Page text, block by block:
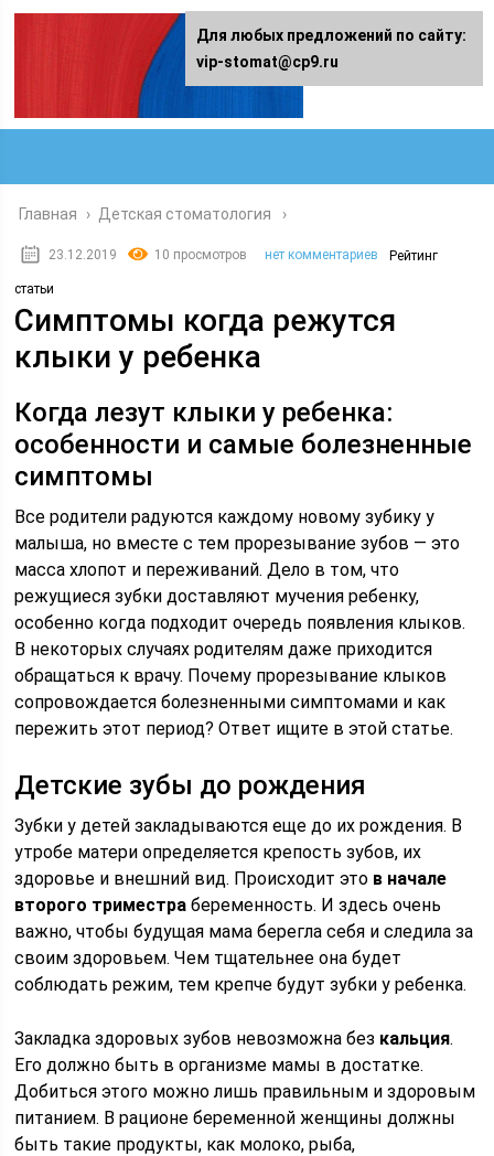
Главная › Детская стоматология
23.12.2019 10 просмотров нет комментариев Рейтинг
статьи
Симптомы когда режутся
клыки у ребенка
Когда лезут клыки у ребенка:
особенности и самые болезненные
симптомы
Все родители радуются каждому новому зубику у
малыша, но вместе с тем прорезывание зубов — это
масса хлопот и переживаний. Дело в том, что
режущиеся зубки доставляют мучения ребенку,
особенно когда подходит очередь появления клыков.
В некоторых случаях родителям даже приходится
обращаться к врачу. Почему прорезывание клыков
сопровождается болезненными симптомами и как
пережить этот период? Ответ ищите в этой статье.
Детские зубы до рождения
Зубки у детей закладываются еще до их рождения. В
утробе матери определяется крепость зубов, их
здоровье и внешний вид. Происходит это в начале
второго триместра беременность. И здесь очень
важно, чтобы будущая мама берегла себя и следила за
своим здоровьем. Чем тщательнее она будет
соблюдать режим, тем крепче будут зубки у ребенка.
Закладка здоровых зубов невозможна без кальция.
Его должно быть в организме мамы в достатке.
Добиться этого можно лишь правильным и здоровым
питанием. В рационе беременной женщины должны
быть такие продукты, как молоко, рыба,
Для любых предложений по сайту:
vip-stomat@cp9.ru